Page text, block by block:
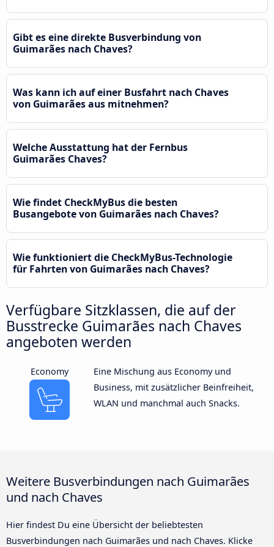
Gibt es eine direkte Busverbindung von
Guimarães nach Chaves?
Was kann ich auf einer Busfahrt nach Chaves
von Guimarães aus mitnehmen?
Welche Ausstattung hat der Fernbus
Guimarães Chaves?
Wie findet CheckMyBus die besten
Busangebote von Guimarães nach Chaves?
Wie funktioniert die CheckMyBus-Technologie
für Fahrten von Guimarães nach Chaves?
Verfügbare Sitzklassen, die auf der
Busstrecke Guimarães nach Chaves
angeboten werden
Economy
Eine Mischung aus Economy und
Business, mit zusätzlicher Beinfreiheit,
WLAN und manchmal auch Snacks.
Weitere Busverbindungen nach Guimarães
und nach Chaves
Hier findest Du eine Übersicht der beliebtesten
Busverbindungen nach Guimarães und nach Chaves. Klicke